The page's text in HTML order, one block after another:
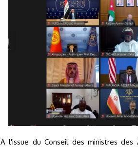
A l'issue du Conseil des ministres